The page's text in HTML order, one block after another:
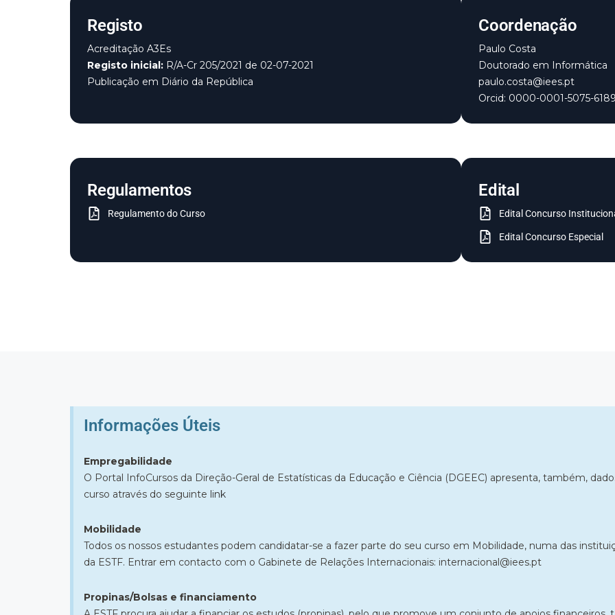
Registo
Acreditação A3Es
Registo inicial: R/A-Cr 205/2021 de 02-07-2021
Publicação em Diário da República
Coordenação
Paulo Costa
Doutorado em Informática
paulo.costa@iees.pt
Orcid: 0000-0001-5075-
Regulamentos
Regulamento do Curso
Edital
Edital Concurso
Edital Concurso Especial
Informações Úteis​
Empregabilidade
O Portal InfoCursos da Direção-Geral de Estatísticas da Educação e Ciência (DGEEC) apresenta, também,
curso através do seguinte link
Mobilidade
Todos os nossos estudantes podem candidatar-se a fazer parte do seu curso em Mobilidade, numa das
da ESTF. Entrar em contacto com o Gabinete de Relações Internacionais: internacional@iees.pt
Propinas/Bolsas e financiamento